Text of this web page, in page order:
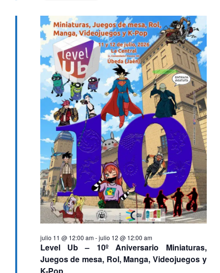
Level Ub – 10º Aniversario Miniaturas,
Juegos de mesa, Rol, Manga, Videojuegos y
K-Pop
julio 11 @ 12:00 am-julio 12 @ 12:00 am